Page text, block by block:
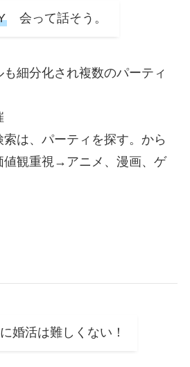
会って話そう。
も細分化され複数のパーティ
索は、パーティを探す。から
観重視→アニメ、漫画、ゲ
活は難しくない！